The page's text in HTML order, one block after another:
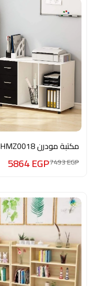
مكتبة مودرن HMZ0018
7493EGP
5864EGP